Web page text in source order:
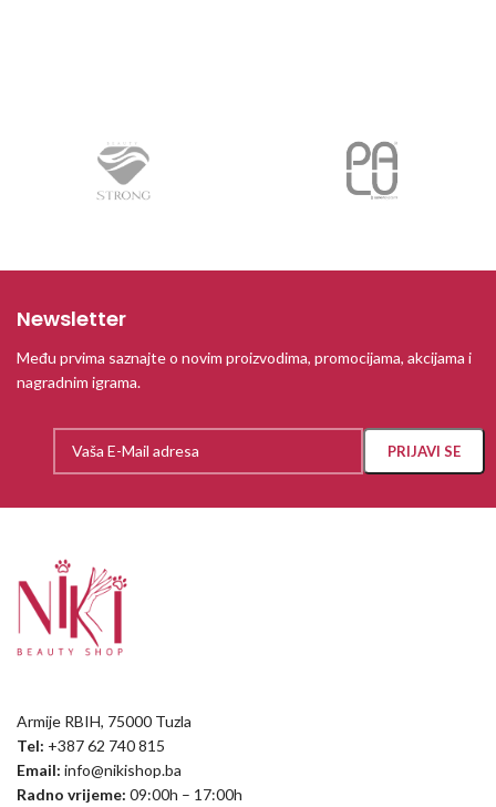
Newsletter
Među prvima saznajte o novim proizvodima, promocijama, akcijama i
nagradnim igrama.
Armije RBIH, 75000 Tuzla
Tel: +387 62 740 815
Email: info@nikishop.ba
Radno vrijeme: 09:00h – 17:00h